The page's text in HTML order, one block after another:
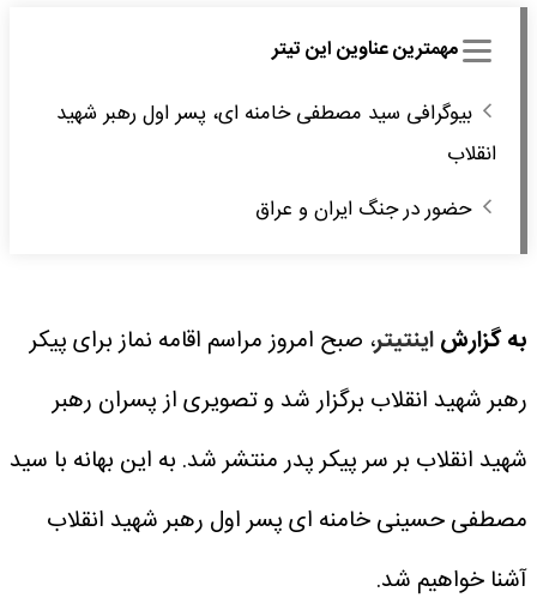
مهمترین عناوین این تیتر
بیوگرافی سید مصطفی خامنه‌ ای، پسر اول رهبر شهید
انقلاب
حضور در جنگ ایران و عراق
به گزارشاینتیتر، صبح امروز مراسم اقامه نماز برای پیکر
رهبر شهید انقلاب برگزار شد و تصویری از پسران رهبر
شهید انقلاب بر سر پیکر پدر منتشر شد. به این بهانه با سید
مصطفی حسینی خامنه ای پسر اول رهبر شهید انقلاب
آشنا خواهیم شد.